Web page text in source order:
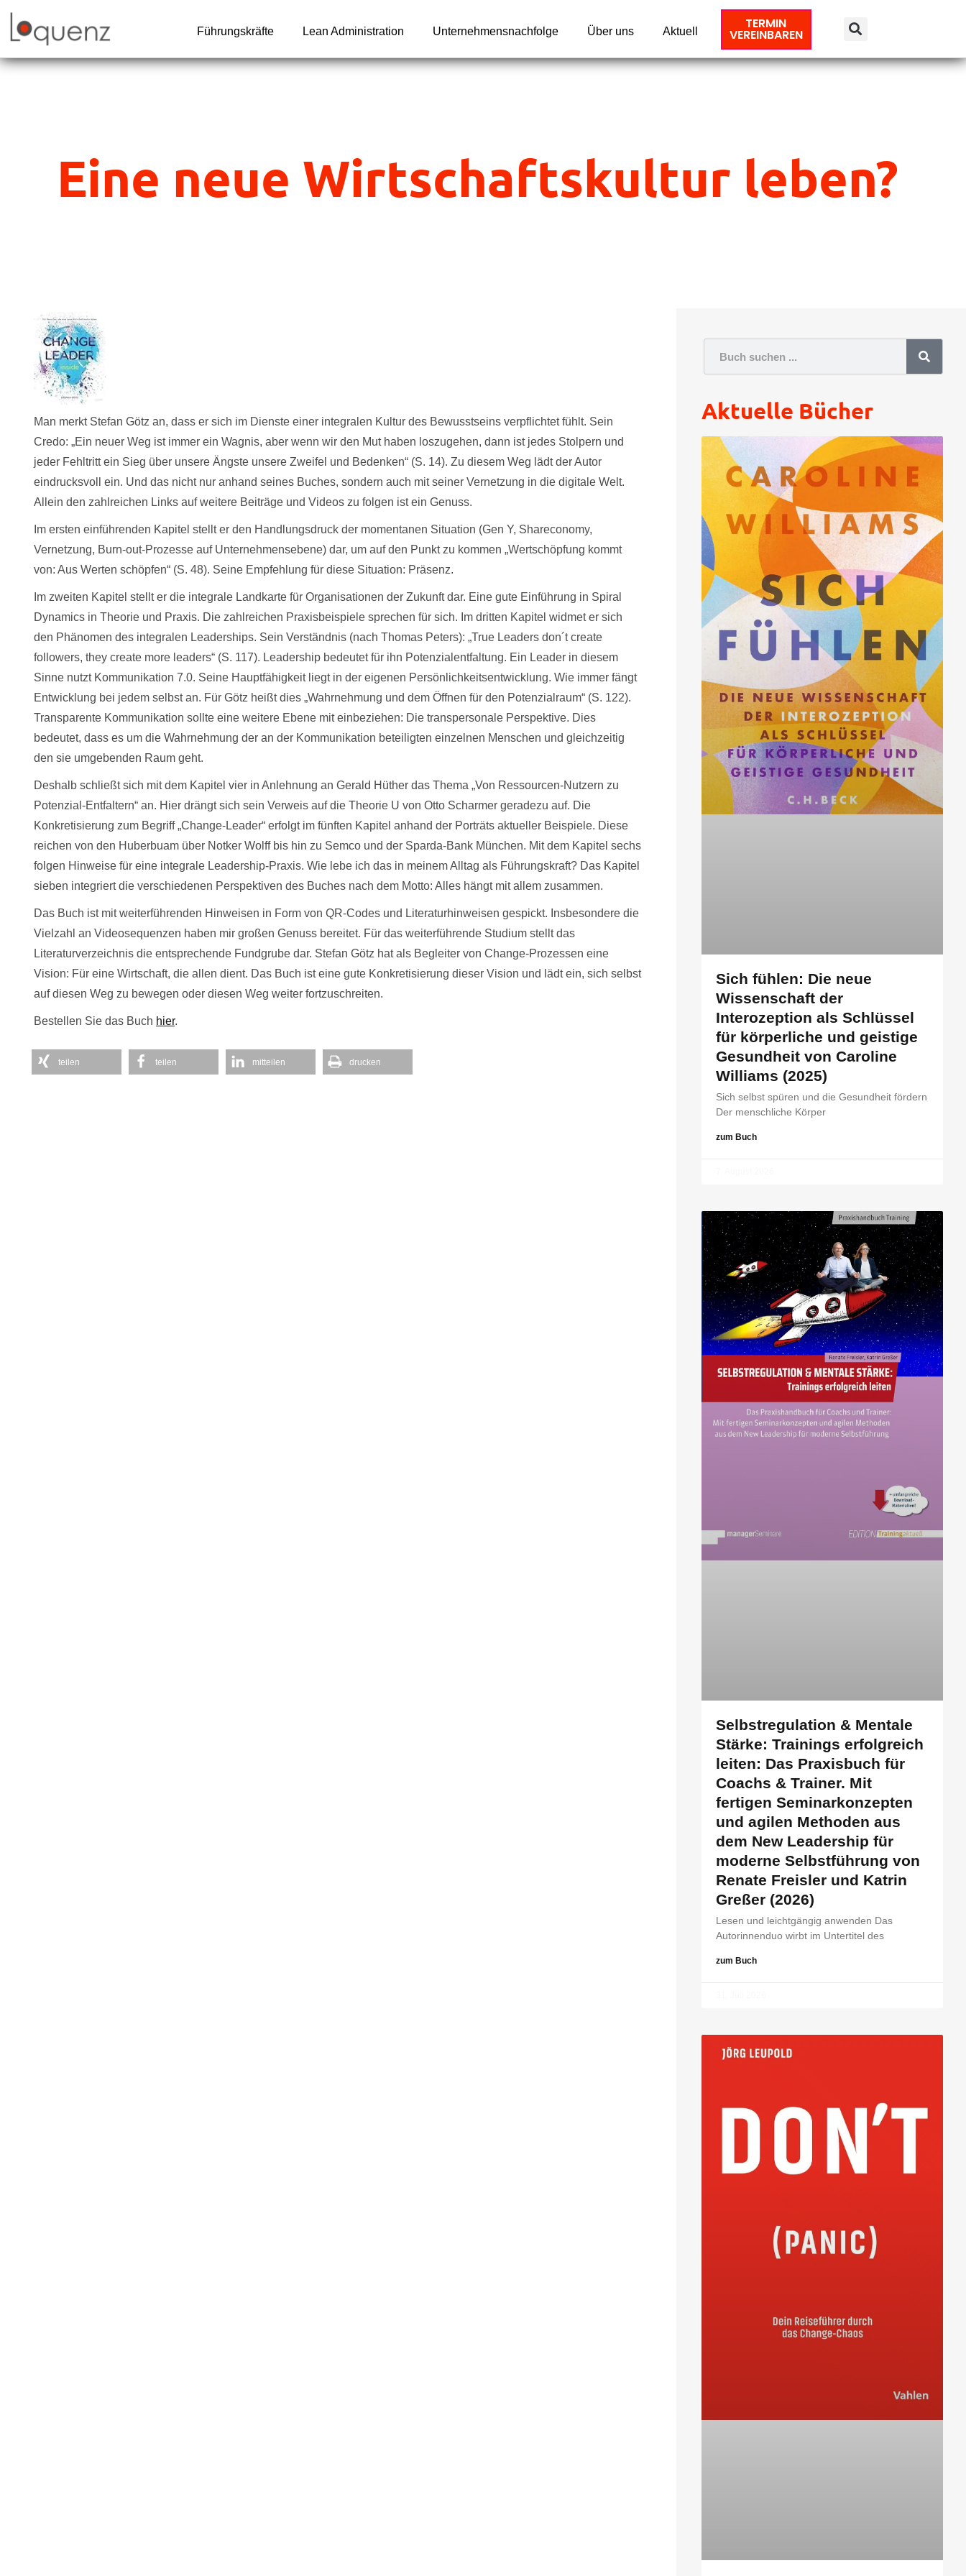
Inhalt
Führungskräfte Lean Administration Unternehmensnachfolge Über uns Aktuell TERMIN
VEREINBAREN
Eine neue Wirtschaftskultur leben?
Man merkt Stefan Götz an, dass er sich im Dienste einer integralen Kultur des Bewusstseins verpflichtet fühlt. Sein
Credo: „Ein neuer Weg ist immer ein Wagnis, aber wenn wir den Mut haben loszugehen, dann ist jedes Stolpern und
jeder Fehltritt ein Sieg über unsere Ängste unsere Zweifel und Bedenken“ (S. 14). Zu diesem Weg lädt der Autor
eindrucksvoll ein. Und das nicht nur anhand seines Buches, sondern auch mit seiner Vernetzung in die digitale Welt.
Allein den zahlreichen Links auf weitere Beiträge und Videos zu folgen ist ein Genuss.
Im ersten einführenden Kapitel stellt er den Handlungsdruck der momentanen Situation (Gen Y, Shareconomy,
Vernetzung, Burn-out-Prozesse auf Unternehmensebene) dar, um auf den Punkt zu kommen „Wertschöpfung kommt
von: Aus Werten schöpfen“ (S. 48). Seine Empfehlung für diese Situation: Präsenz.
Im zweiten Kapitel stellt er die integrale Landkarte für Organisationen der Zukunft dar. Eine gute Einführung in Spiral
Dynamics in Theorie und Praxis. Die zahlreichen Praxisbeispiele sprechen für sich. Im dritten Kapitel widmet er sich
den Phänomen des integralen Leaderships. Sein Verständnis (nach Thomas Peters): „True Leaders don´t create
followers, they create more leaders“ (S. 117). Leadership bedeutet für ihn Potenzialentfaltung. Ein Leader in diesem
Sinne nutzt Kommunikation 7.0. Seine Hauptfähigkeit liegt in der eigenen Persönlichkeitsentwicklung. Wie immer fängt
Entwicklung bei jedem selbst an. Für Götz heißt dies „Wahrnehmung und dem Öffnen für den Potenzialraum“ (S. 122).
Transparente Kommunikation sollte eine weitere Ebene mit einbeziehen: Die transpersonale Perspektive. Dies
bedeutet, dass es um die Wahrnehmung der an der Kommunikation beteiligten einzelnen Menschen und gleichzeitig
den sie umgebenden Raum geht.
Deshalb schließt sich mit dem Kapitel vier in Anlehnung an Gerald Hüther das Thema „Von Ressourcen-Nutzern zu
Potenzial-Entfaltern“ an. Hier drängt sich sein Verweis auf die Theorie U von Otto Scharmer geradezu auf. Die
Konkretisierung zum Begriff „Change-Leader“ erfolgt im fünften Kapitel anhand der Porträts aktueller Beispiele. Diese
reichen von den Huberbuam über Notker Wolff bis hin zu Semco und der Sparda-Bank München. Mit dem Kapitel sechs
folgen Hinweise für eine integrale Leadership-Praxis. Wie lebe ich das in meinem Alltag als Führungskraft? Das Kapitel
sieben integriert die verschiedenen Perspektiven des Buches nach dem Motto: Alles hängt mit allem zusammen.
Das Buch ist mit weiterführenden Hinweisen in Form von QR-Codes und Literaturhinweisen gespickt. Insbesondere die
Vielzahl an Videosequenzen haben mir großen Genuss bereitet. Für das weiterführende Studium stellt das
Literaturverzeichnis die entsprechende Fundgrube dar. Stefan Götz hat als Begleiter von Change-Prozessen eine
Vision: Für eine Wirtschaft, die allen dient. Das Buch ist eine gute Konkretisierung dieser Vision und lädt ein, sich selbst
auf diesen Weg zu bewegen oder diesen Weg weiter fortzuschreiten.
Bestellen Sie das Buch hier.
teilen teilen mitteilen drucken
Aktuelle Bücher
Sich fühlen: Die neue
Wissenschaft der
Interozeption als Schlüssel
für körperliche und geistige
Gesundheit von Caroline
Williams (2025)
Sich selbst spüren und die Gesundheit fördern
Der menschliche Körper
zum Buch
Selbstregulation & Mentale
Stärke: Trainings erfolgreich
leiten: Das Praxisbuch für
Coachs & Trainer. Mit
fertigen Seminarkonzepten
und agilen Methoden aus
dem New Leadership für
moderne Selbstführung von
Renate Freisler und Katrin
Greßer (2026)
Lesen und leichtgängig anwenden Das
Autorinnenduo wirbt im Untertitel des
zum Buch